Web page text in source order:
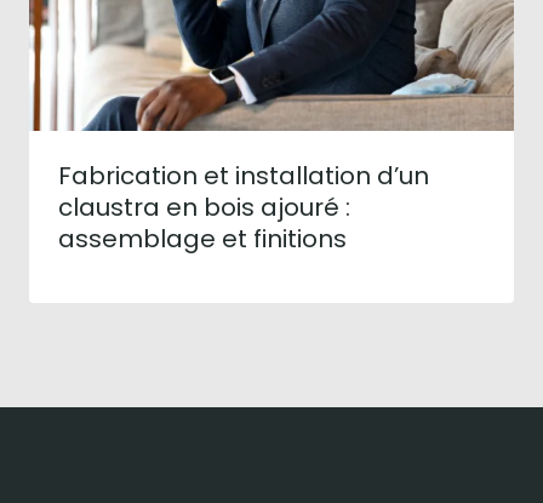
Fabrication et installation d’un
claustra en bois ajouré :
assemblage et finitions